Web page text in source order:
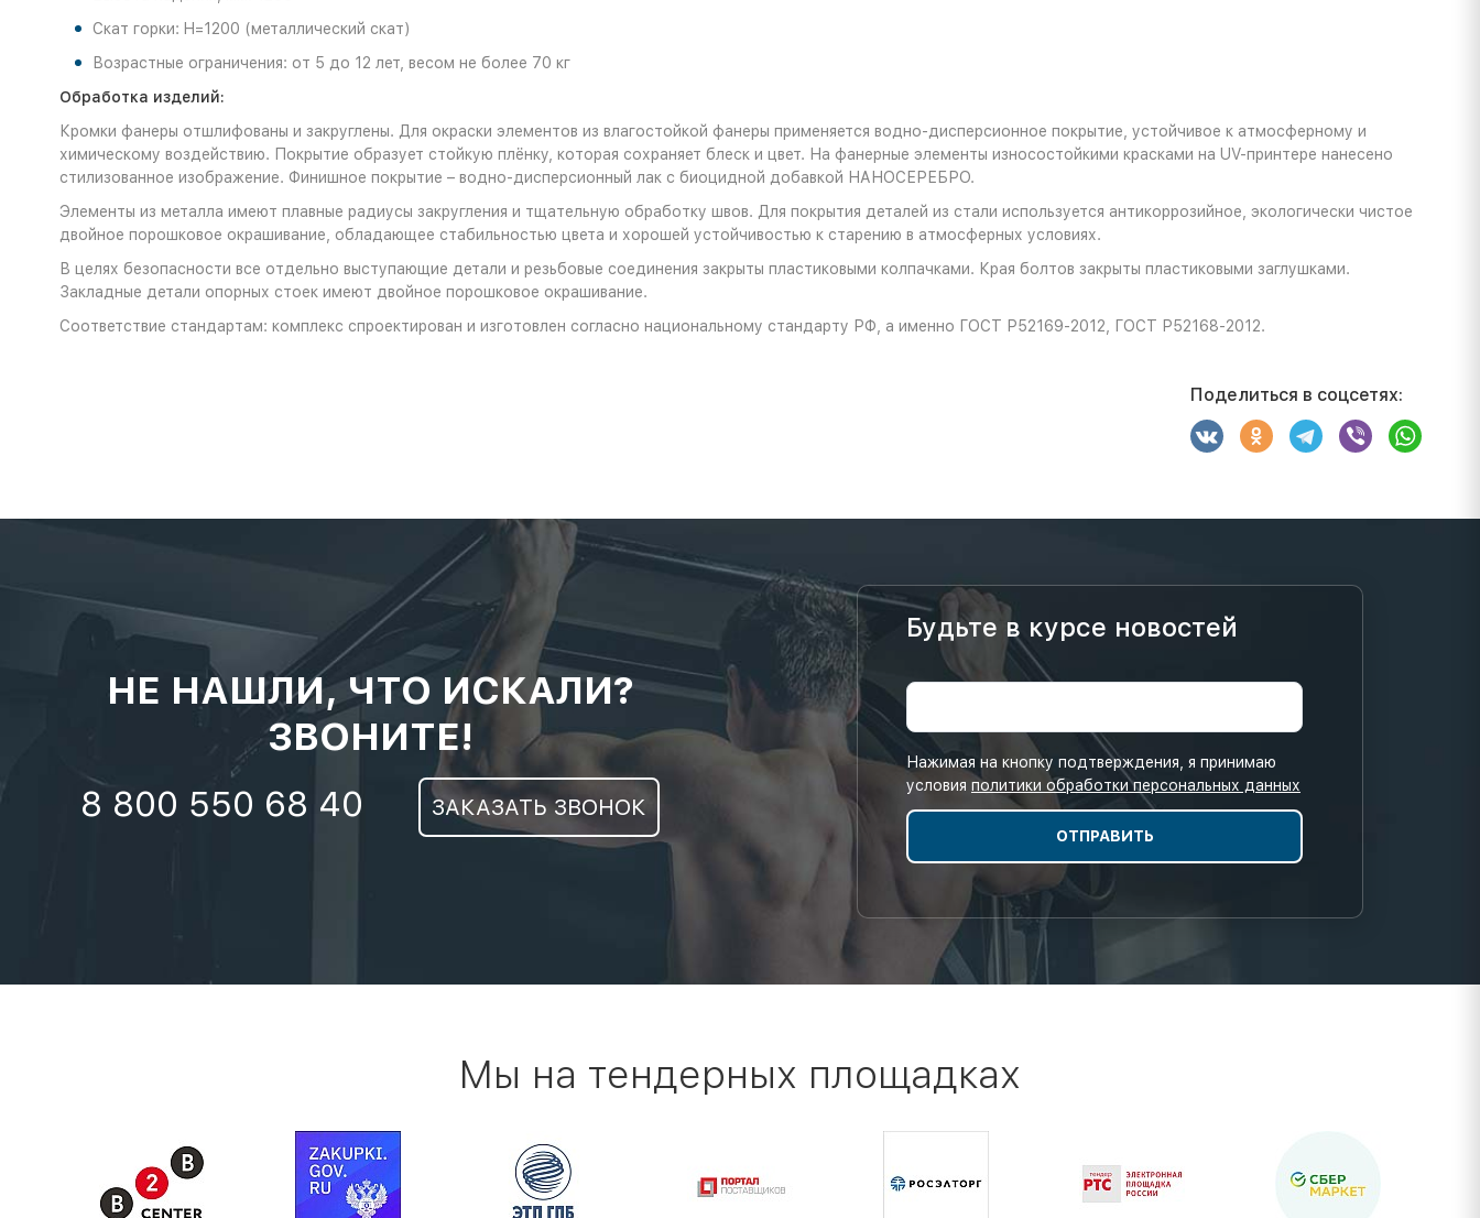
Скат горки: H=1200 (металлический скат)
Возрастные ограничения: от 5 до 12 лет, весом не более 70 кг
Обработка изделий:
Кромки фанеры отшлифованы и закруглены. Для окраски элементов из влагостойкой фанеры применяется водно-дисперсионное покрытие, устойчивое к атмосферному и
химическому воздействию. Покрытие образует стойкую плёнку, которая сохраняет блеск и цвет. На фанерные элементы износостойкими красками на UV-принтере нанесено
стилизованное изображение. Финишное покрытие – водно-дисперсионный лак с биоцидной добавкой НАНОСЕРЕБРО.
Элементы из металла имеют плавные радиусы закругления и тщательную обработку швов. Для покрытия деталей из стали используется антикоррозийное, экологически чистое
двойное порошковое окрашивание, обладающее стабильностью цвета и хорошей устойчивостью к старению в атмосферных условиях.
В целях безопасности все отдельно выступающие детали и резьбовые соединения закрыты пластиковыми колпачками. Края болтов закрыты пластиковыми заглушками.
Закладные детали опорных стоек имеют двойное порошковое окрашивание.
Соответствие стандартам: комплекс спроектирован и изготовлен согласно национальному стандарту РФ, а именно ГОСТ Р52169-2012, ГОСТ Р52168-2012.
Поделиться в соцсетях:
НЕ НАШЛИ, ЧТО ИСКАЛИ?
ЗВОНИТЕ!
8 800 550 68 40 ЗАКАЗАТЬ ЗВОНОК
Будьте в курсе новостей
Нажимая на кнопку подтверждения, я принимаю
условия политики обработки персональных данных
Мы на тендерных площадках